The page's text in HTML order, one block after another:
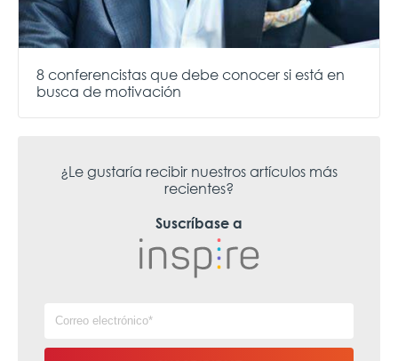
8 conferencistas que debe conocer si está en
busca de motivación
¿Le gustaría recibir nuestros artículos más
recientes?
Suscríbase a